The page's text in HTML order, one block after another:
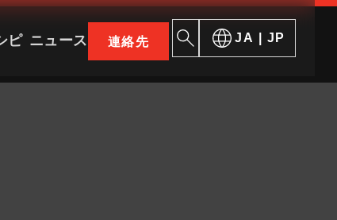
ピ ニュース 連絡先
さらに多くのエスプーニャ体験を
JA | JP